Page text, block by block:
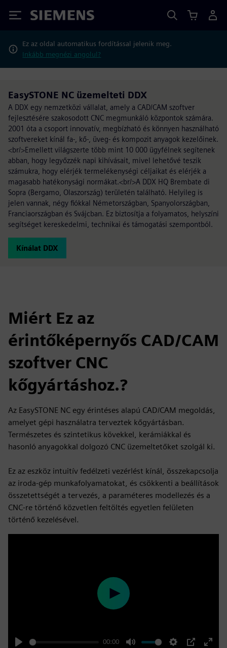
Siemens
Ez az oldal automatikus fordítással jelenik meg.
Inkább megnézi angolul?
EasySTONE NC üzemelteti DDX
A DDX egy nemzetközi vállalat, amely a CAD/CAM szoftver
fejlesztésére szakosodott CNC megmunkáló központok számára.
2001 óta a csoport innovatív, megbízható és könnyen használható
szoftvereket kínál fa-, kő-, üveg- és kompozit anyagok kezelőinek.
<br/>Emellett világszerte több mint 10 000 ügyfélnek segítenek
abban, hogy legyőzzék napi kihívásait, mivel lehetővé teszik
számukra, hogy elérjék termelékenységi céljaikat és elérjék a
magasabb hatékonysági normákat.<br/>A DDX HQ Brembate di
Sopra (Bergamo, Olaszország) területén található. Helyileg is
jelen vannak, négy fiókkal Németországban, Spanyolországban,
Franciaországban és Svájcban. Ez biztosítja a folyamatos, helyszíni
segítséget kereskedelmi, technikai és támogatási szempontból.
Kínálat DDX
Miért Ez az
érintőképernyős CAD/CAM
szoftver CNC
kőgyártáshoz.?
Az EasySTONE NC egy érintéses alapú CAD/CAM megoldás,
amelyet gépi használatra terveztek kőgyártásban.
Természetes és szintetikus kövekkel, kerámiákkal és
hasonló anyagokkal dolgozó CNC üzemeltetőket szolgál ki.
Ez az eszköz intuitív fedélzeti vezérlést kínál, összekapcsolja
az iroda-gép munkafolyamatokat, és csökkenti a beállítások
összetettségét a tervezés, a paraméteres modellezés és a
CNC-re történő közvetlen feltöltés egyetlen felületen
történő kezelésével.
00:00
Play